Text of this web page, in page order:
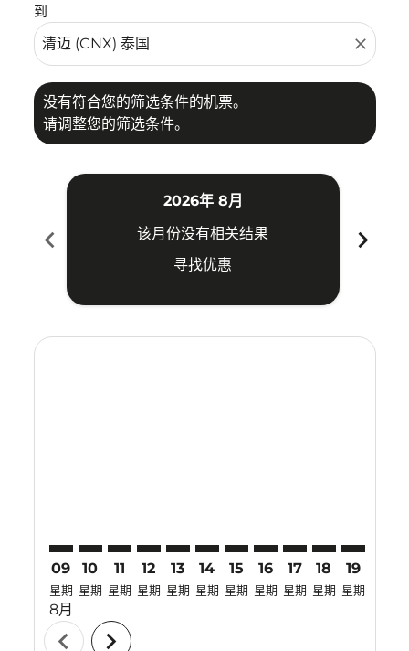
到
close
没有符合您的筛选条件的机票。
请调整您的筛选条件。
chevron_left
2026年 8月
该月份没有相关结果
寻找优惠
chevron_right
09
星期
8月
10
星期
11
星期
12
星期
13
星期
14
星期
15
星期
16
星期
17
星期
18
星期
19
星期
chevron_left chevron_right